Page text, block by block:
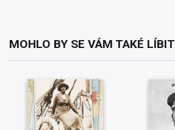
MOHLO BY SE VÁM TAKÉ LÍBIT